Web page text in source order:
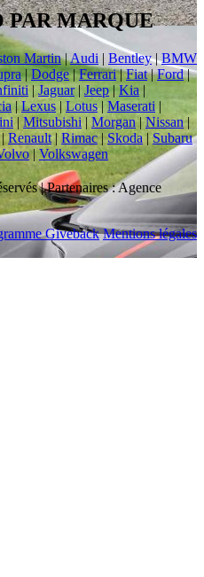
MARQUE
Martin|Audi | Bentley|BMW
| Dodge|Ferrari|Fiat|Ford|
| Jaguar| Jeep|Kia |
|Lexus | Lotus| Maserati |
| Mitsubishi | Morgan|Nissan|
| Renault| Rimac|Skoda | Subaru
|Volkswagen
| Partenaires : Agence
Giveback Mentions légales